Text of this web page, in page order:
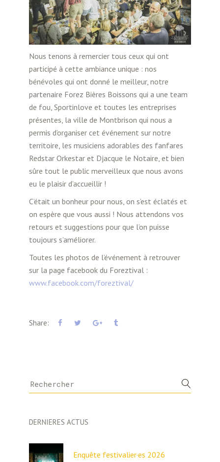
Nous tenons à remercier tous ceux qui ont
participé à cette ambiance unique : nos
bénévoles qui ont donné le meilleur, notre
partenaire Forez Bières Boissons qui a une team
de fou, Sportinlove et toutes les entreprises
présentes, la ville de Montbrison qui nous a
permis d’organiser cet événement sur notre
territoire, les musiciens adorables des fanfares
Redstar Orkestar et Djacque le Notaire, et bien
sûre tout le public merveilleux que nous avons
eu le plaisir d’accueillir !
C’était un bonheur pour nous, on s’est éclatés et
on espère que vous aussi ! Nous attendons vos
retours et suggestions pour que l’on puisse
toujours s’améliorer.
Toutes les photos de l’événement à retrouver
sur la page facebook du Foreztival :
www.facebook.com/foreztival/
Share:
Search
for:
DERNIERES ACTUS
Enquête festivalier·es 2026